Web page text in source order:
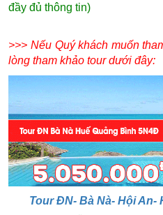
đầy đủ thông tin)
>>> Nếu Quý khách muốn
lòng tham khảo tour dưới đây:
Tour ĐN- Bà Nà- Hội An-